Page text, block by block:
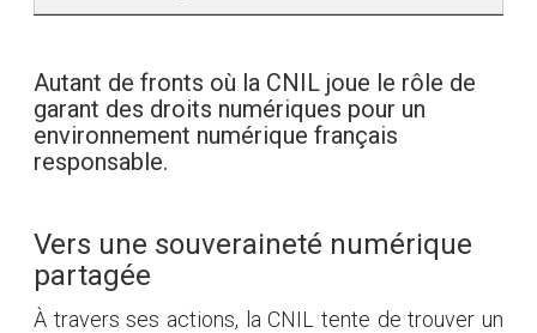
Autant de fronts où la CNIL joue le rôle de
garant des droits numériques pour un
environnement numérique français
responsable.
Vers une souveraineté numérique
partagée
À travers ses actions, la CNIL tente de trouver un